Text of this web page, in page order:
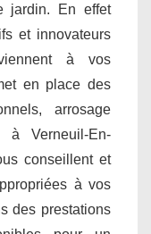
jardin. En effet
et innovateurs
à vos
en place des
arrosage
à Verneuil-En-
conseillent et
à vos
des prestations